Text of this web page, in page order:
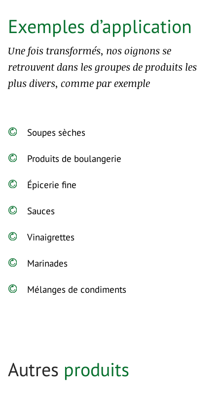
Exemples d’application
Une fois transformés, nos oignons se
retrouvent dans les groupes de produits les
plus divers, comme par exemple
Soupes sèches
Produits de boulangerie
Épicerie fine
Sauces
Vinaigrettes
Marinades
Mélanges de condiments
Autres produits